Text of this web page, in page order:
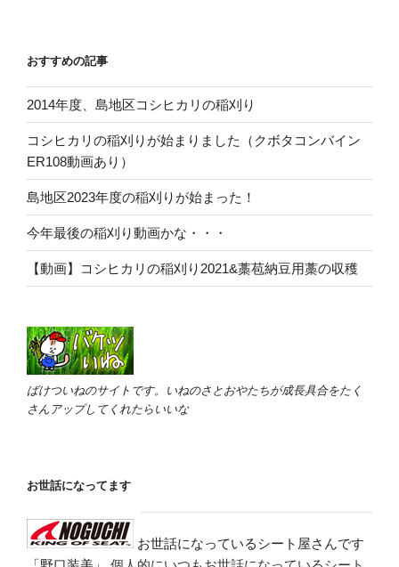
おすすめの記事
2014年度、島地区コシヒカリの稲刈り
コシヒカリの稲刈りが始まりました（クボタコンバイン
ER108動画あり）
島地区2023年度の稲刈りが始まった！
今年最後の稲刈り動画かな・・・
【動画】コシヒカリの稲刈り2021&藁苞納豆用藁の収穫
ばけついねのサイトです。いねのさとおやたちが成長具合をたく
さんアップしてくれたらいいな
お世話になってます
お世話になっているシート屋さんです